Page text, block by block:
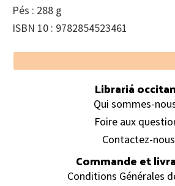
Pés : 288 g
ISBN 10 : 9782854523461
Footer
Librariá
Qui sommes-
Foire aux
Contactez-nous
Commande et
Conditions Générales